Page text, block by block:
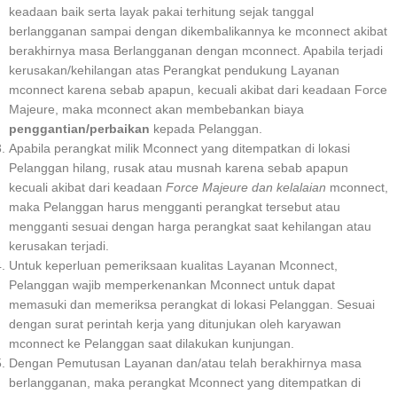
keadaan baik serta layak pakai terhitung sejak tanggal
berlangganan sampai dengan dikembalikannya ke mconnect akibat
berakhirnya masa Berlangganan dengan mconnect. Apabila terjadi
kerusakan/kehilangan atas Perangkat pendukung Layanan
mconnect karena sebab apapun, kecuali akibat dari keadaan Force
Majeure, maka mconnect akan membebankan biaya
penggantian/perbaikan kepada Pelanggan.
Apabila perangkat milik Mconnect yang ditempatkan di lokasi
Pelanggan hilang, rusak atau musnah karena sebab apapun
kecuali akibat dari keadaan Force Majeure dan kelalaian mconnect,
maka Pelanggan harus mengganti perangkat tersebut atau
mengganti sesuai dengan harga perangkat saat kehilangan atau
kerusakan terjadi.
Untuk keperluan pemeriksaan kualitas Layanan Mconnect,
Pelanggan wajib memperkenankan Mconnect untuk dapat
memasuki dan memeriksa perangkat di lokasi Pelanggan. Sesuai
dengan surat perintah kerja yang ditunjukan oleh karyawan
mconnect ke Pelanggan saat dilakukan kunjungan.
Dengan Pemutusan Layanan dan/atau telah berakhirnya masa
berlangganan, maka perangkat Mconnect yang ditempatkan di